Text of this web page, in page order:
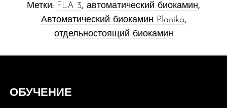
Метки: FLA 3, автоматический биокамин,
Автоматический биокамин Planika,
отдельностоящий биокамин
ОБУЧЕНИЕ